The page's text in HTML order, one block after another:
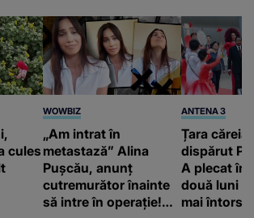
cules
WOWBIZ
„Am intrat în
metastază” Alina
Pușcău, anunț
cutremurător înainte
să intre în operație!
ANTENA 3
Țara căreia
dispărut
A plecat în
două luni
mai întors